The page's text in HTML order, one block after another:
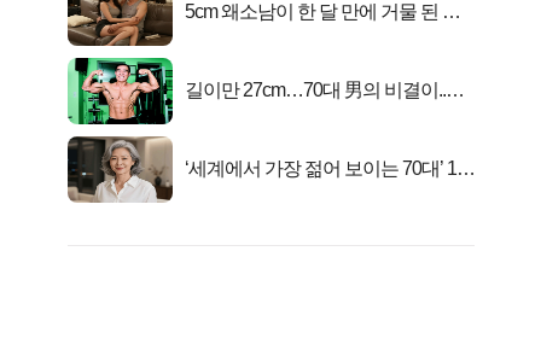
5cm 왜소남이 한 달 만에 거물 된 사
길이만 27cm…70대 男의 비결이..충
‘세계에서 가장 젊어 보이는 70대’ 1위